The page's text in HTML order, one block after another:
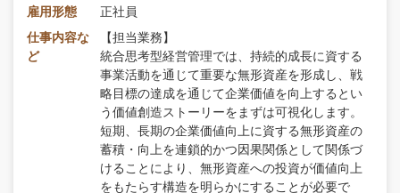
雇用形態
正社員
仕事内容な
ど
【担当業務】
統合思考型経営管理では、持続的成長に資する
事業活動を通じて重要な無形資産を形成し、戦
略目標の達成を通じて企業価値を向上するとい
う価値創造ストーリーをまずは可視化します。
短期、長期の企業価値向上に資する無形資産の
蓄積・向上を連鎖的かつ因果関係として関係づ
けることにより、無形資産への投資が価値向上
をもたらす構造を明らかにすることが必要で